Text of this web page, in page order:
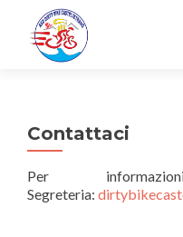
Contattaci
Per
Segreteria: